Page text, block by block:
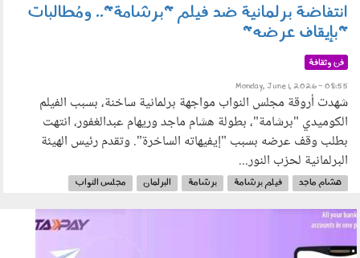
انتفاضة برلمانية ضد فيلم "برشامة".. ومُطالبات
"بإيقاف عرضه"
فن وثقافة
Monday, June 1, 2026 - 08:55
شهدت أروقة مجلس النواب مواجهة برلمانية ساخنة، بسبب الفيلم
الكوميدي "برشامة"، بطولة هشام ماجد وريهام عبدالغفور، انتهت
بطلب وقف عرضه بسبب "إيفيهاته الساخرة". وتقدم رئيس الهيئة
البرلمانية لحزب النور...
هشام ماجد فيلم برشامة برشامة البرلمان
مجلس النواب
200501.jpg